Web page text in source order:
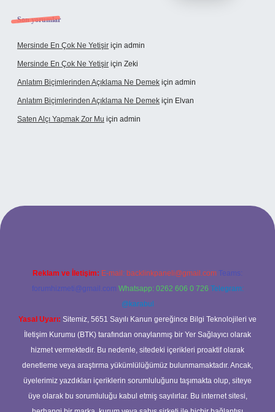
Son yorumlar
Mersinde En Çok Ne Yetişir için admin
Mersinde En Çok Ne Yetişir için Zeki
Anlatım Biçimlerinden Açıklama Ne Demek için admin
Anlatım Biçimlerinden Açıklama Ne Demek için Elvan
Saten Alçı Yapmak Zor Mu için admin
Reklam ve İletişim: E-mail: backlinkpaneli@gmail.com Teams:
forumhizmeti@gmail.com Whatsapp: 0262 606 0 726 Telegram:
@karabul
Yasal Uyarı: Sitemiz, 5651 Sayılı Kanun gereğince Bilgi Teknolojileri ve
İletişim Kurumu (BTK) tarafından onaylanmış bir Yer Sağlayıcı olarak
hizmet vermektedir. Bu nedenle, sitedeki içerikleri proaktif olarak
denetleme veya araştırma yükümlülüğümüz bulunmamaktadır. Ancak,
üyelerimiz yazdıkları içeriklerin sorumluluğunu taşımakta olup, siteye
üye olarak bu sorumluluğu kabul etmiş sayılırlar. Bu internet sitesi,